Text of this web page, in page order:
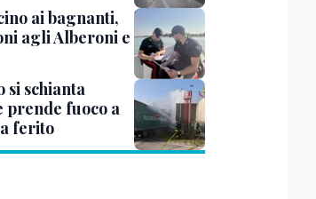
ai bagnanti,
agli Alberoni e
si schianta
prende fuoco a
ferito